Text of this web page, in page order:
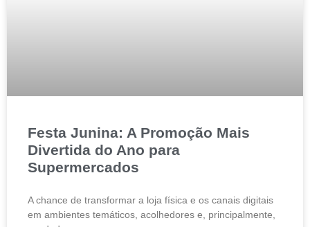
Festa Junina: A Promoção Mais
Divertida do Ano para
Supermercados​
A chance de transformar a loja física e os canais digitais
em ambientes temáticos, acolhedores e, principalmente,